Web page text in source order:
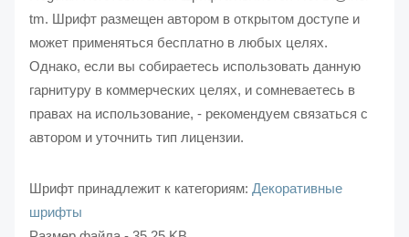
tm. Шрифт размещен автором в открытом доступе и
может применяться бесплатно в любых целях.
Однако, если вы собираетесь использовать данную
гарнитуру в коммерческих целях, и сомневаетесь в
правах на использование, - рекомендуем связаться с
автором и уточнить тип лицензии.
Шрифт принадлежит к категориям: Декоративные
шрифты